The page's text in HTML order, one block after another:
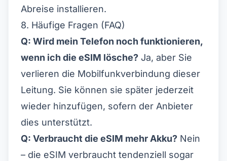
Abreise installieren.
8. Häufige Fragen (FAQ)
Q: Wird mein Telefon noch funktionieren,
wenn ich die eSIM lösche? Ja, aber Sie
verlieren die Mobilfunkverbindung dieser
Leitung. Sie können sie später jederzeit
wieder hinzufügen, sofern der Anbieter
dies unterstützt.
Q: Verbraucht die eSIM mehr Akku? Nein
– die eSIM verbraucht tendenziell sogar